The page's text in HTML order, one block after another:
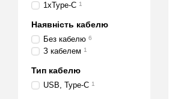
1xType-C 1
Наявність кабелю
Без кабелю 6
З кабелем 1
Тип кабелю
USB, Type-C 1